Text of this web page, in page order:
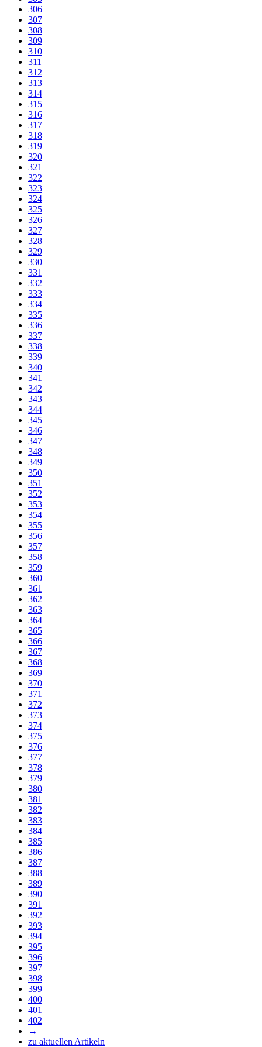
306
307
308
309
310
311
312
313
314
315
316
317
318
319
320
321
322
323
324
325
326
327
328
329
330
331
332
333
334
335
336
337
338
339
340
341
342
343
344
345
346
347
348
349
350
351
352
353
354
355
356
357
358
359
360
361
362
363
364
365
366
367
368
369
370
371
372
373
374
375
376
377
378
379
380
381
382
383
384
385
386
387
388
389
390
391
392
393
394
395
396
397
398
399
400
401
402
→
zu aktuellen Artikeln